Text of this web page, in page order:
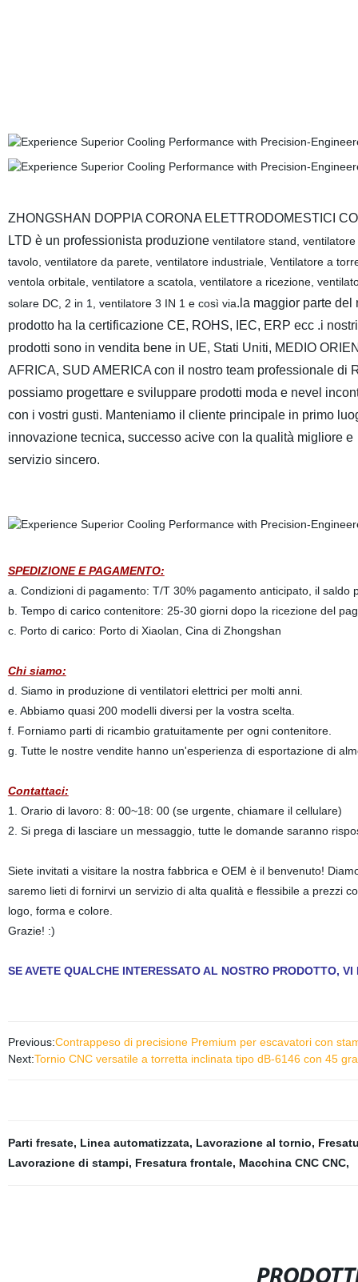
ZHONGSHAN DOPPIA CORONA ELETTRODOMESTICI CO
LTD è un professionista produzioneventilatore stand, ventilatore
tavolo, ventilatore da parete, ventilatore industriale, Ventilatore a
ventola orbitale, ventilatore a scatola, ventilatore a ricezione,
solare DC, 2 in 1, ventilatore 3 IN 1 e così via.la maggior parte del
prodotto ha la certificazione CE, ROHS, IEC, ERP ecc .i nostri
prodotti sono in vendita bene in UE, Stati Uniti, MEDIO
AFRICA, SUD AMERICA con il nostro team professionale di
possiamo progettare e sviluppare prodotti moda e nevel
con i vostri gusti. Manteniamo il cliente principale in primo
innovazione tecnica, successo acive con la qualità migliore e
servizio sincero.
SPEDIZIONE E PAGAMENTO:
a. Condizioni di pagamento: T/T 30% pagamento anticipato, il
b. Tempo di carico contenitore: 25-30 giorni dopo la ricezione del
c. Porto di carico: Porto di Xiaolan, Cina di Zhongshan
Chi siamo:
d. Siamo in produzione di ventilatori elettrici per molti anni.
e. Abbiamo quasi 200 modelli diversi per la vostra scelta.
f. Forniamo parti di ricambio gratuitamente per ogni contenitore.
g. Tutte le nostre vendite hanno un'esperienza di esportazione di
Contattaci:
1. Orario di lavoro: 8: 00~18: 00 (se urgente, chiamare il cellulare)
2. Si prega di lasciare un messaggio, tutte le domande saranno
Siete invitati a visitare la nostra fabbrica e OEM è il benvenuto!
saremo lieti di fornirvi un servizio di alta qualità e flessibile a prezzi
logo, forma e colore.
Grazie! :)
SE AVETE QUALCHE INTERESSATO AL NOSTRO PRODOTTO,
Previous:Contrappeso di precisione Premium per escavatori con
Next:Tornio CNC versatile a torretta inclinata tipo dB-6146 con 45
Parti fresate, Linea automatizzata, Lavorazione al tornio,
Lavorazione di stampi, Fresatura frontale, Macchina CNC CNC,